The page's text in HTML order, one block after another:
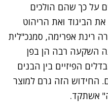
על כך שהם הולכים
הביגוד ואת הריהוט
רינת אפרימה, סמנכ"לית
השקעה רבה הן בפן
הפיזיים בין הבנים
החידוש הזה גרם למוצר
אשתקד.